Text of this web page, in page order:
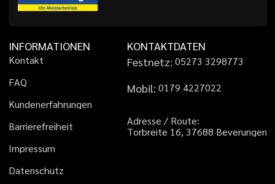
INFORMATIONEN
Kontakt
FAQ
Kundenerfahrungen
Barrierefreiheit
Impressum
Datenschutz
KONTAKTDATEN
Festnetz: 05273 3298773
Mobil: 01 79 4227022
Adresse / Route:
Torbreite 16, 37688 Beverungen